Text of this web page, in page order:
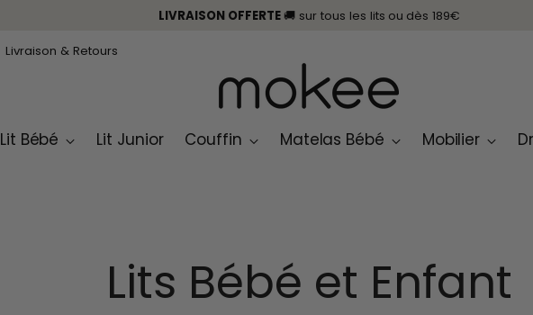
LIVRAISON OFFERTE 🚚 sur tous les lits ou dès 189€
Livraison & Retours
Lit Bébé Lit Junior Couffin Matelas Bébé Mobilier
Lits Bébé et Enfant